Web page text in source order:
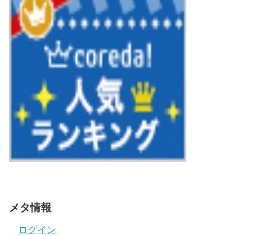
メタ情報
ログイン